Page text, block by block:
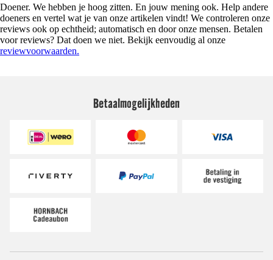
Doener. We hebben je hoog zitten. En jouw mening ook. Help andere
doeners en vertel wat je van onze artikelen vindt! We controleren onze
reviews ook op echtheid; automatisch en door onze mensen. Betalen
voor reviews? Dat doen we niet. Bekijk eenvoudig al onze
reviewvoorwaarden.
Betaalmogelijkheden